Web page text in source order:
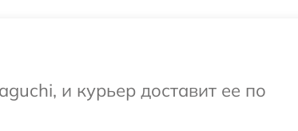
и курьер доставит ее по